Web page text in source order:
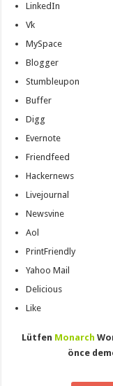
organizasyon,
gaziantep
organizasyon
gaziantep
organizasyon
gaziantep
gaziantep
gaziantep
palyaço ,
twitter
takipçi
twitter
hilesi
takipçi
LinkedIn
Vk
MySpace
Blogger
Stumbleupon
Buffer
Digg
Evernote
Friendfeed
Hackernews
Livejournal
Newsvine
Aol
PrintFriendly
Yahoo Mail
Delicious
Like
Lütfen Monarch
önce